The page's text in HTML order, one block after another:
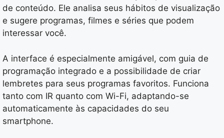
de conteúdo. Ele analisa seus hábitos de visualização
e sugere programas, filmes e séries que podem
interessar você.
A interface é especialmente amigável, com guia de
programação integrado e a possibilidade de criar
lembretes para seus programas favoritos. Funciona
tanto com IR quanto com Wi-Fi, adaptando-se
automaticamente às capacidades do seu
smartphone.